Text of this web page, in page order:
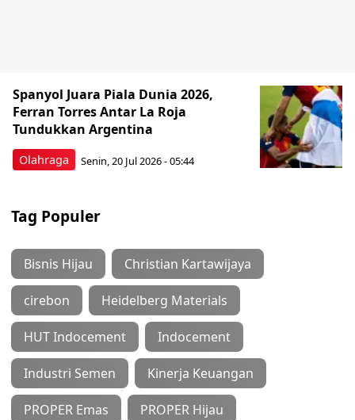
Olahraga
Spanyol Juara Piala Dunia 2026,
Ferran Torres Antar La Roja
Tundukkan Argentina
Senin, 20 Jul 2026 - 05:44
Tag Populer
Bisnis Hijau Christian Kartawijaya
cirebon Heidelberg Materials
HUT Indocement Indocement
Industri Semen Kinerja Keuangan
PROPER Emas PROPER Hijau